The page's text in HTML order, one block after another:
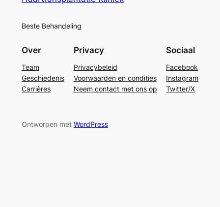
Beste Behandeling
Over
Team
Geschiedenis
Carrières
Privacy
Privacybeleid
Voorwaarden en condities
Neem contact met ons op
Sociaal
Facebook
Instagram
Twitter/X
Ontworpen met WordPress